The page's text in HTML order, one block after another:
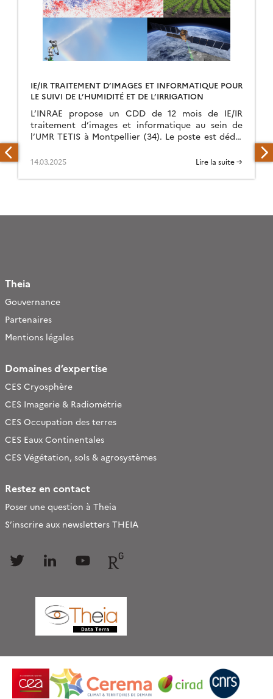
IE/IR TRAITEMENT D’IMAGES ET INFORMATIQUE POUR
LE SUIVI DE L’HUMIDITÉ ET DE L’IRRIGATION
L’INRAE propose un CDD de 12 mois de IE/IR
traitement d’images et informatique au sein de
l’UMR TETIS à Montpellier (34). Le poste est dédié
14.03.2025 Lire la suite →
Theia
Gouvernance
Partenaires
Mentions légales
Domaines d’expertise
CES Cryosphère
CES Imagerie & Radiométrie
CES Occupation des terres
CES Eaux Continentales
CES Végétation, sols & agrosystèmes
Restez en contact
Poser une question à Theia
S’inscrire aux newsletters THEIA
Follow Follow